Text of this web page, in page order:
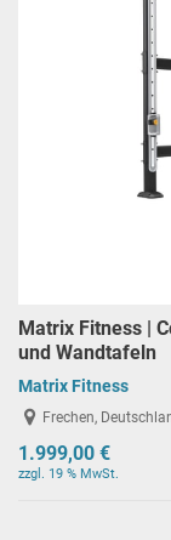
Matrix Fitness |
und Wandtafeln
Matrix Fitness
Frechen,
1.999,00 €
zzgl. 19 % MwSt.